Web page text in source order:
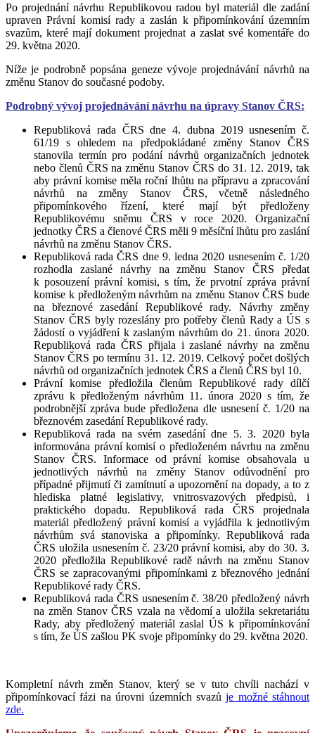
Po projednání návrhu Republikovou radou byl materiál dle zadání
upraven Právní komisí rady a zaslán k připomínkování územním
svazům, které mají dokument projednat a zaslat své komentáře do
29. května 2020.
Níže je podrobně popsána geneze vývoje projednávání návrhů na
změnu Stanov do současné podoby.
Podrobný vývoj projednávání návrhu na úpravy Stanov ČRS:
Republiková rada ČRS dne 4. dubna 2019 usnesením č.
61/19 s ohledem na předpokládané změny Stanov ČRS
stanovila termín pro podání návrhů organizačních jednotek
nebo členů ČRS na změnu Stanov ČRS do 31. 12. 2019, tak
aby právní komise měla roční lhůtu na přípravu a zpracování
návrhů na změny Stanov ČRS, včetně následného
připomínkového řízení, které mají být předloženy
Republikovému sněmu ČRS v roce 2020. Organizační
jednotky ČRS a členové ČRS měli 9 měsíční lhůtu pro zaslání
návrhů na změnu Stanov ČRS.
Republiková rada ČRS dne 9. ledna 2020 usnesením č. 1/20
rozhodla zaslané návrhy na změnu Stanov ČRS předat
k posouzení právní komisi, s tím, že prvotní zpráva právní
komise k předloženým návrhům na změnu Stanov ČRS bude
na březnové zasedání Republikové rady. Návrhy změny
Stanov ČRS byly rozeslány pro potřeby členů Rady a ÚS s
žádostí o vyjádření k zaslaným návrhům do 21. února 2020.
Republiková rada ČRS přijala i zaslané návrhy na změnu
Stanov ČRS po termínu 31. 12. 2019. Celkový počet došlých
návrhů od organizačních jednotek ČRS a členů ČRS byl 10.
Právní komise předložila členům Republikové rady dílčí
zprávu k předloženým návrhům 11. února 2020 s tím, že
podrobnější zpráva bude předložena dle usnesení č. 1/20 na
březnovém zasedání Republikové rady.
Republiková rada na svém zasedání dne 5. 3. 2020 byla
informována právní komisí o předloženém návrhu na změnu
Stanov ČRS. Informace od právní komise obsahovala u
jednotlivých návrhů na změny Stanov odůvodnění pro
případné přijmutí či zamítnutí a upozornění na dopady, a to z
hlediska platné legislativy, vnitrosvazových předpisů, i
praktického dopadu. Republiková rada ČRS projednala
materiál předložený právní komisí a vyjádřila k jednotlivým
návrhům svá stanoviska a připomínky. Republiková rada
ČRS uložila usnesením č. 23/20 právní komisi, aby do 30. 3.
2020 předložila Republikové radě návrh na změnu Stanov
ČRS se zapracovanými připomínkami z březnového jednání
Republikové rady ČRS.
Republiková rada ČRS usnesením č. 38/20 předložený návrh
na změn Stanov ČRS vzala na vědomí a uložila sekretariátu
Rady, aby předložený materiál zaslal ÚS k připomínkování
s tím, že ÚS zašlou PK svoje připomínky do 29. května 2020.
Kompletní návrh změn Stanov, který se v tuto chvíli nachází v
připomínkovací fázi na úrovni územních svazůje možné stáhnout
zde.